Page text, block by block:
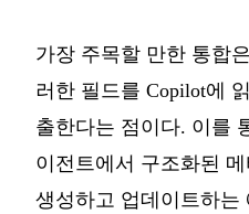
가장 주목할 만한 통합
러한 필드를 Copilot에
출한다는 점이다. 이를
이전트에서 구조화된
생성하고 업데이트하는